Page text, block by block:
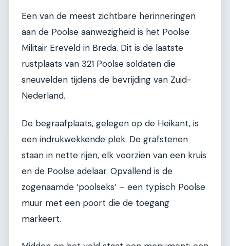
Een van de meest zichtbare herinneringen
aan de Poolse aanwezigheid is het Poolse
Militair Ereveld in Breda. Dit is de laatste
rustplaats van 321 Poolse soldaten die
sneuvelden tijdens de bevrijding van Zuid-
Nederland.
De begraafplaats, gelegen op de Heikant, is
een indrukwekkende plek. De grafstenen
staan in nette rijen, elk voorzien van een kruis
en de Poolse adelaar. Opvallend is de
zogenaamde ‘poolseks’ – een typisch Poolse
muur met een poort die de toegang
markeert.